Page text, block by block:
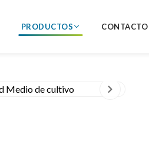
PRODUCTOS CONTACTO